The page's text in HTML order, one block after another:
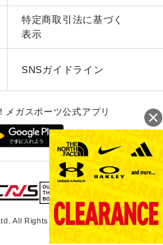
特定商取引法に基づく
表示
SNSガイドライン
メガスポーツ公式アプリ
All Rights Reserved.